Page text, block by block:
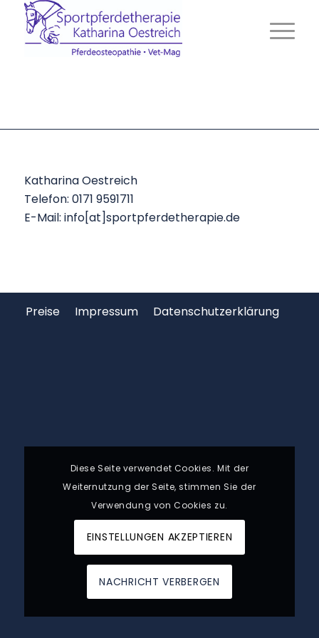
Katharina Oestreich
Telefon: 0171 9591711
E-Mail: info[at]sportpferdetherapie.de
Preise Impressum Datenschutzerklärung
Diese Seite verwendet Cookies. Mit der
Weiternutzung der Seite, stimmen Sie der
Verwendung von Cookies zu.
EINSTELLUNGEN AKZEPTIEREN
NACHRICHT VERBERGEN